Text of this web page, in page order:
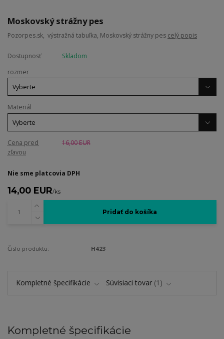
Moskovský strážny pes
Pozorpes.sk, výstražná tabuľka, Moskovský strážny pes celý popis
Dostupnosť
Skladom
rozmer
Materiál
Cena pred
zľavou
16,00 EUR
Nie sme platcovia DPH
14,00 EUR/ks
Pridať do košíka
Číslo produktu: H423
Kompletné špecifikácie Súvisiaci tovar 1
Kompletné špecifikácie